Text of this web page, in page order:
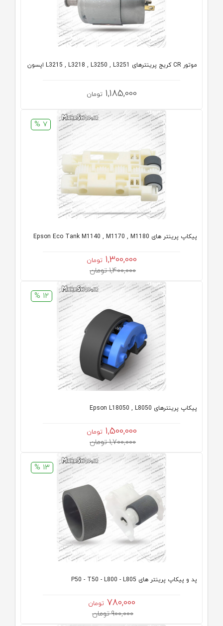
موتور CR کریج پرینترهای L3215 , L3218 , L3250 , L3251 اپسون
1,185,000 تومان
7 %
پیکاپ پرینتر های Epson Eco Tank M1140 , M1170 , M1180
1,300,000 تومان
1,400,000 تومان
12 %
پیکاپ پرینترهای Epson L18050 , L8050
1,500,000 تومان
1,700,000 تومان
13 %
پد و پیکاپ پرینتر های P50 - T50 - L800 - L805
780,000 تومان
900,000 تومان